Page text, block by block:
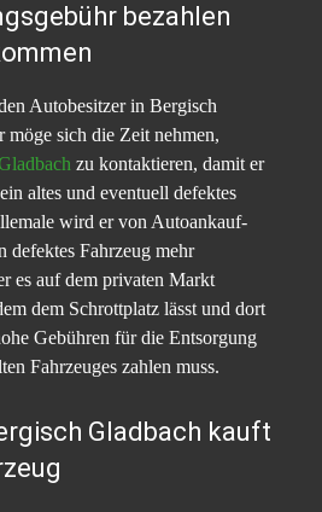
bezahlen
Autobesitzer in Bergisch
möge sich die Zeit nehmen,
zu kontaktieren, damit er
altes und eventuell defektes
wird er von Autoankauf-
defektes Fahrzeug mehr
es auf dem privaten Markt
dem Schrottplatz lässt und dort
Gebühren für die Entsorgung
Fahrzeuges zahlen muss.
Gladbach kauft